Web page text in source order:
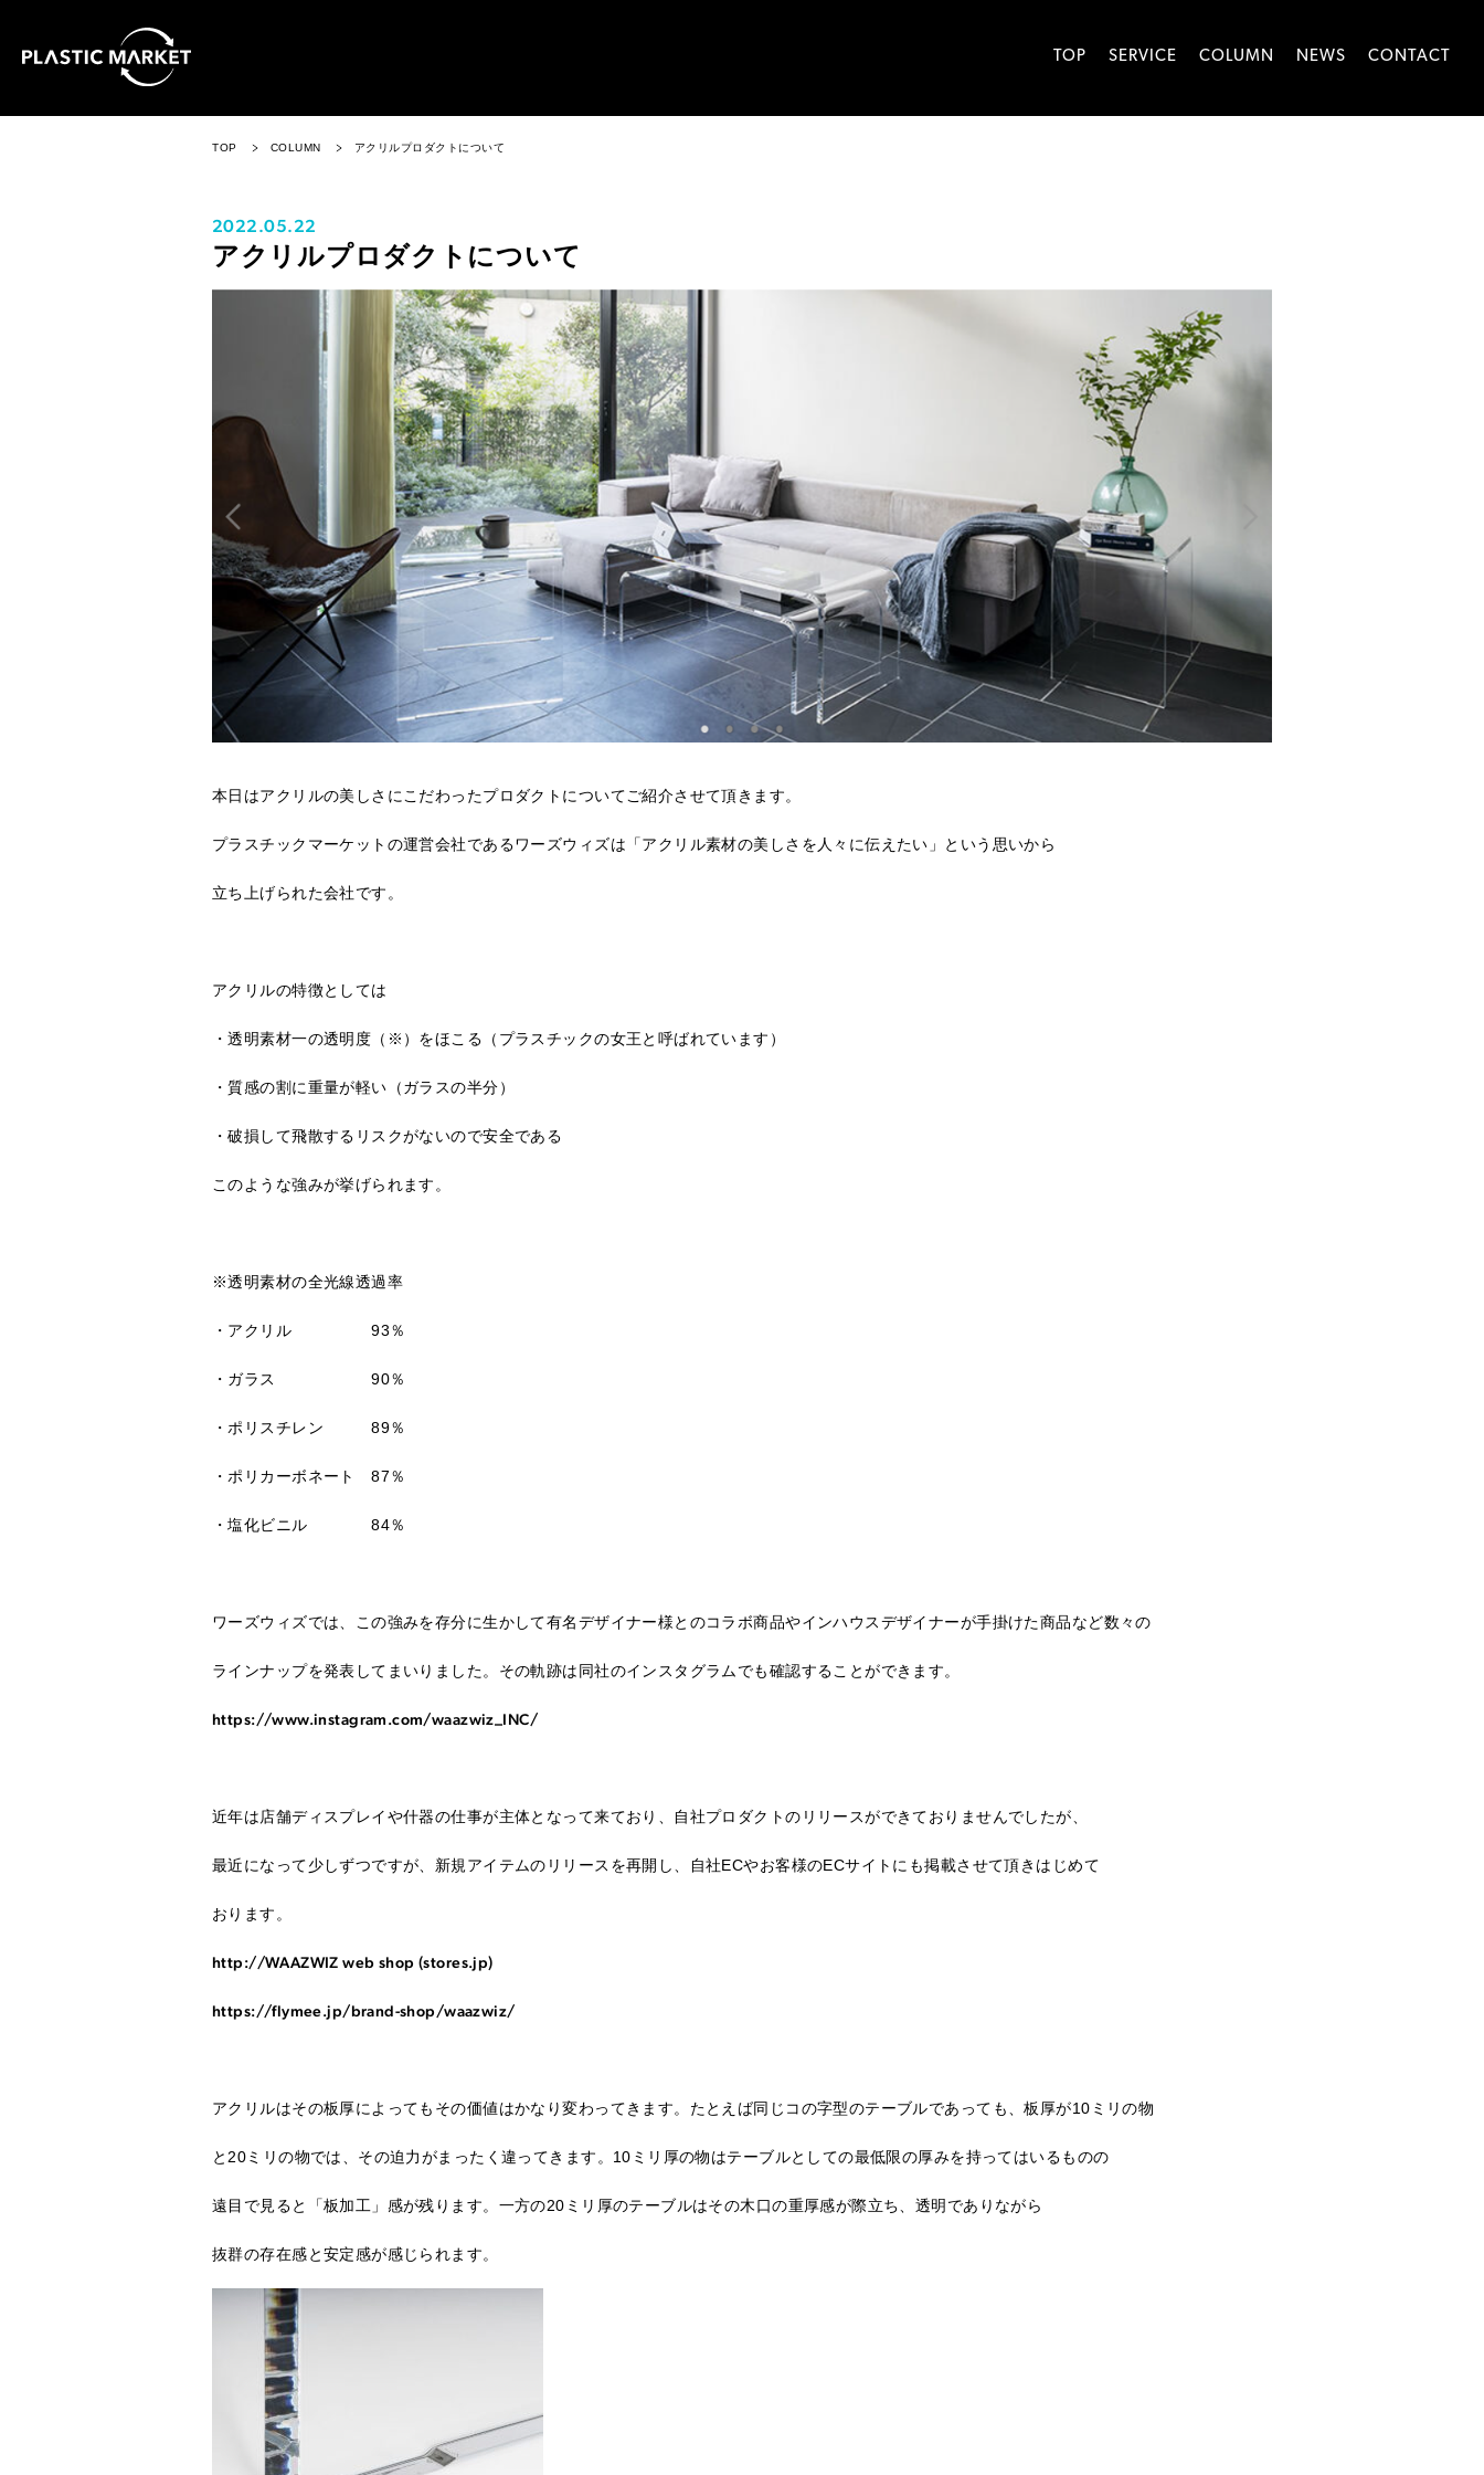
TOP SERVICE COLUMN NEWS CONTACT
TOP COLUMN アクリルプロダクトについて
2022.05.22
アクリルプロダクトについて
本日はアクリルの美しさにこだわったプロダクトについてご紹介させて頂きます。
プラスチックマーケットの運営会社であるワーズウィズは「アクリル素材の美しさを人々に伝えたい」という思いから
立ち上げられた会社です。
アクリルの特徴としては
・透明素材一の透明度（※）をほこる（プラスチックの女王と呼ばれています）
・質感の割に重量が軽い（ガラスの半分）
・破損して飛散するリスクがないので安全である
このような強みが挙げられます。
※透明素材の全光線透過率
・アクリル 93％
・ガラス 90％
・ポリスチレン 89％
・ポリカーボネート 87％
・塩化ビニル 84％
ワーズウィズでは、この強みを存分に生かして有名デザイナー様とのコラボ商品やインハウスデザイナーが手掛けた商品など数々の
ラインナップを発表してまいりました。その軌跡は同社のインスタグラムでも確認することができます。
https://www.instagram.com/waazwiz_INC/
近年は店舗ディスプレイや什器の仕事が主体となって来ており、自社プロダクトのリリースができておりませんでしたが、
最近になって少しずつですが、新規アイテムのリリースを再開し、自社ECやお客様のECサイトにも掲載させて頂きはじめて
おります。
http://WAAZWIZ web shop (stores.jp)
https://flymee.jp/brand-shop/waazwiz/
アクリルはその板厚によってもその価値はかなり変わってきます。たとえば同じコの字型のテーブルであっても、板厚が10ミリの物
と20ミリの物では、その迫力がまったく違ってきます。10ミリ厚の物はテーブルとしての最低限の厚みを持ってはいるものの
遠目で見ると「板加工」感が残ります。一方の20ミリ厚のテーブルはその木口の重厚感が際立ち、透明でありながら
抜群の存在感と安定感が感じられます。